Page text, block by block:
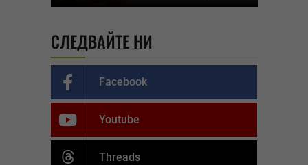
СЛЕДВАЙТЕ НИ
Facebook
Youtube
Threads